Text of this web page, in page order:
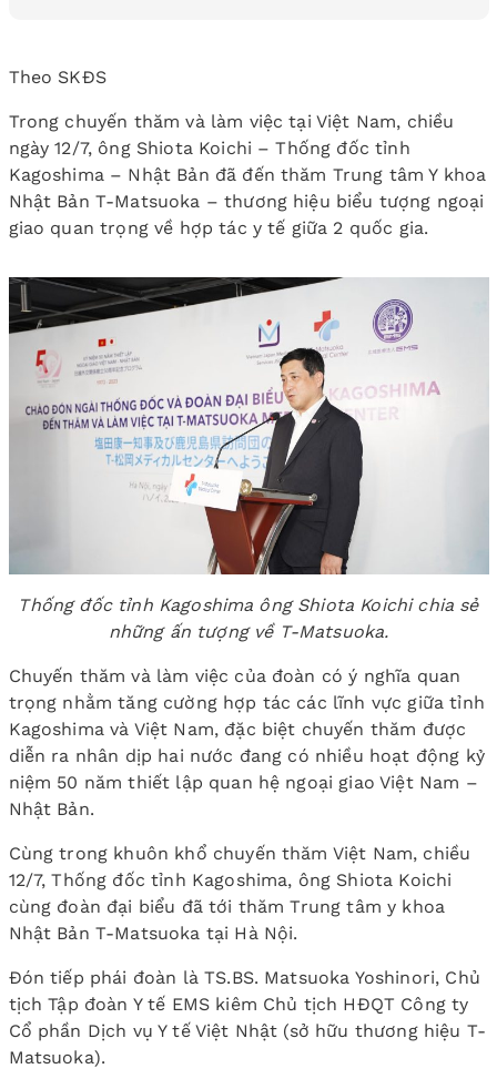
Theo SKĐS
Trong chuyến thăm và làm việc tại Việt Nam, chiều
ngày 12/7, ông Shiota Koichi – Thống đốc tỉnh
Kagoshima – Nhật Bản đã đến thăm Trung tâm Y khoa
Nhật Bản T-Matsuoka – thương hiệu biểu tượng ngoại
giao quan trọng về hợp tác y tế giữa 2 quốc gia.
Thống đốc tỉnh Kagoshima ông Shiota Koichi chia sẻ
những ấn tượng về T-Matsuoka.
Chuyến thăm và làm việc của đoàn có ý nghĩa quan
trọng nhằm tăng cường hợp tác các lĩnh vực giữa tỉnh
Kagoshima và Việt Nam, đặc biệt chuyến thăm được
diễn ra nhân dịp hai nước đang có nhiều hoạt động kỷ
niệm 50 năm thiết lập quan hệ ngoại giao Việt Nam –
Nhật Bản.
Cùng trong khuôn khổ chuyến thăm Việt Nam, chiều
12/7, Thống đốc tỉnh Kagoshima, ông Shiota Koichi
cùng đoàn đại biểu đã tới thăm Trung tâm y khoa
Nhật Bản T-Matsuoka tại Hà Nội.
Đón tiếp phái đoàn là TS.BS. Matsuoka Yoshinori, Chủ
tịch Tập đoàn Y tế EMS kiêm Chủ tịch HĐQT Công ty
Cổ phần Dịch vụ Y tế Việt Nhật (sở hữu thương hiệu T-
Matsuoka).